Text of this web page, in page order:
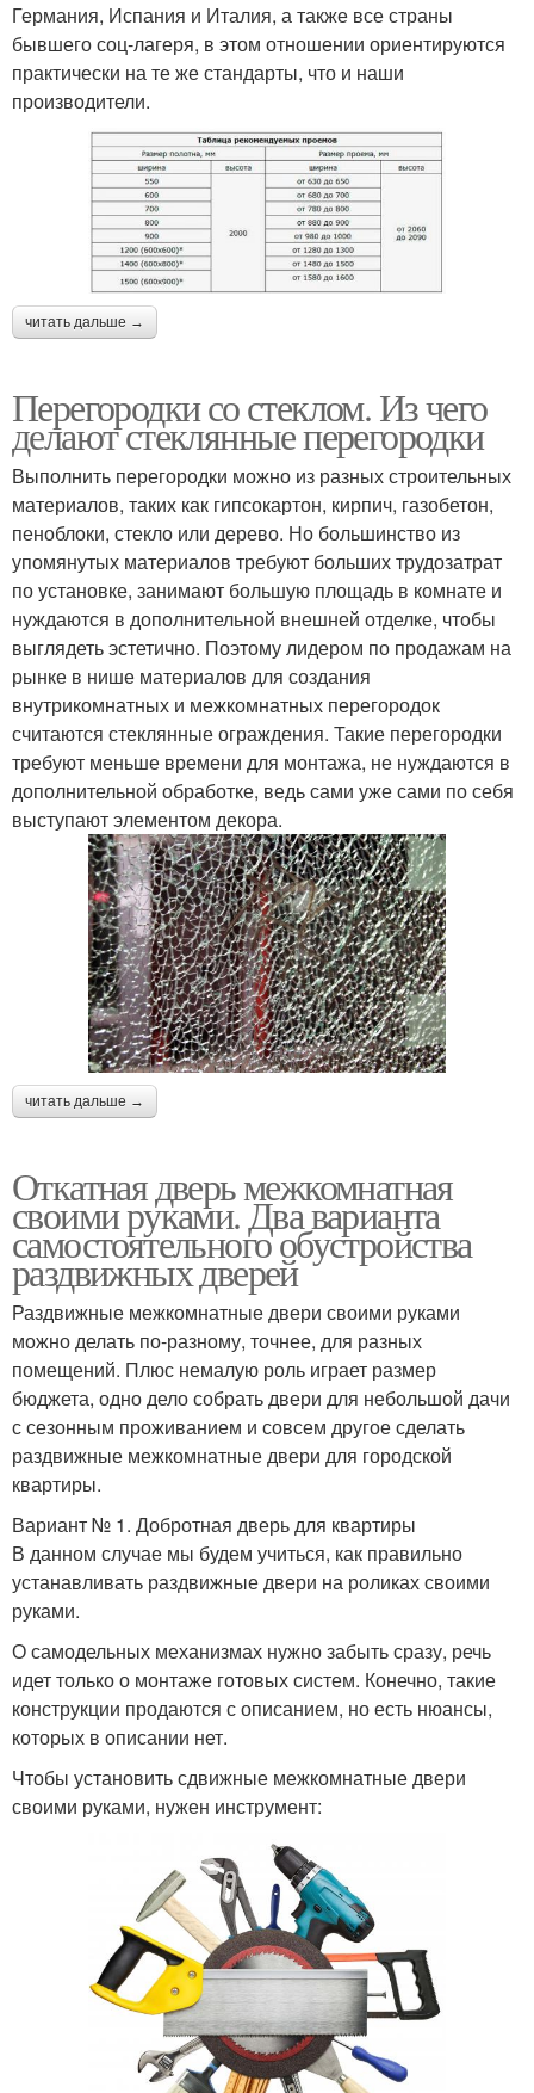
Германия, Испания и Италия, а также все страны
бывшего соц-лагеря, в этом отношении ориентируются
практически на те же стандарты, что и наши
производители.
читать дальше →
Перегородки со стеклом. Из чего
делают стеклянные перегородки
Выполнить перегородки можно из разных строительных
материалов, таких как гипсокартон, кирпич, газобетон,
пеноблоки, стекло или дерево. Но большинство из
упомянутых материалов требуют больших трудозатрат
по установке, занимают большую площадь в комнате и
нуждаются в дополнительной внешней отделке, чтобы
выглядеть эстетично. Поэтому лидером по продажам на
рынке в нише материалов для создания
внутрикомнатных и межкомнатных перегородок
считаются стеклянные ограждения. Такие перегородки
требуют меньше времени для монтажа, не нуждаются в
дополнительной обработке, ведь сами уже сами по себя
выступают элементом декора.
читать дальше →
Откатная дверь межкомнатная
своими руками. Два варианта
самостоятельного обустройства
раздвижных дверей
Раздвижные межкомнатные двери своими руками
можно делать по-разному, точнее, для разных
помещений. Плюс немалую роль играет размер
бюджета, одно дело собрать двери для небольшой дачи
с сезонным проживанием и совсем другое сделать
раздвижные межкомнатные двери для городской
квартиры.
Вариант № 1. Добротная дверь для квартиры
В данном случае мы будем учиться, как правильно
устанавливать раздвижные двери на роликах своими
руками.
О самодельных механизмах нужно забыть сразу, речь
идет только о монтаже готовых систем. Конечно, такие
конструкции продаются с описанием, но есть нюансы,
которых в описании нет.
Чтобы установить сдвижные межкомнатные двери
своими руками, нужен инструмент: